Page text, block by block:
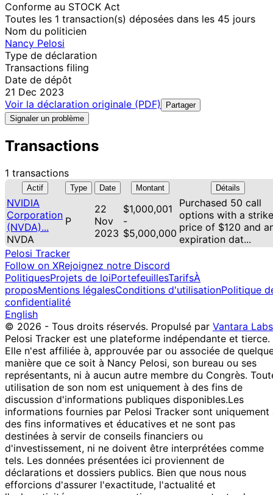
Conforme au STOCK Act
Toutes les 1 transaction(s) déposées dans les 45 jours
Nom du politicien
Nancy Pelosi
Type de déclaration
Transactions filing
Date de dépôt
21 Dec 2023
Voir la déclaration originale (PDF)
Partager
Signaler un problème
Transactions
1 transactions
Actif Type Date Montant Détails
NVIDIA
Corporation
(NVDA)...
NVDA
P
22
Nov
2023
$1,000,001
-
$5,000,000
Purchased 50 call
options with a strike
price of $120 and
expiration dat...
Pelosi Tracker
Follow on XRejoignez notre Discord
PolitiquesProjets de loiPortefeuillesTarifsÀ
proposMentions légalesConditions d'utilisationPolitique
confidentialité
English
© 2026 - Tous droits réservés. Propulsé par Vantara Labs
Pelosi Tracker est une plateforme indépendante et tierce.
Elle n'est affiliée à, approuvée par ou associée de
manière que ce soit à Nancy Pelosi, son bureau ou ses
représentants, ni à aucun autre membre du Congrès.
utilisation de son nom est uniquement à des fins de
discussion d'informations publiques disponibles.Les
informations fournies par Pelosi Tracker sont uniquement
des fins informatives et éducatives et ne sont pas
destinées à servir de conseils financiers ou
d'investissement, ni ne doivent être interprétées comme
tels. Les données présentées ici proviennent de
déclarations et dossiers publics. Bien que nous nous
efforcions d'assurer l'exactitude, l'actualité et